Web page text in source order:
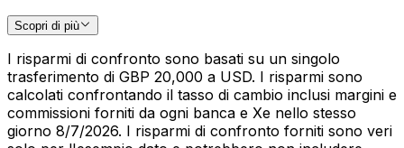
Scopri di più
I risparmi di confronto sono basati su un singolo
trasferimento di GBP 20,000 a USD. I risparmi sono
calcolati confrontando il tasso di cambio inclusi margini e
commissioni forniti da ogni banca e Xe nello stesso
giorno 8/7/2026. I risparmi di confronto forniti sono veri